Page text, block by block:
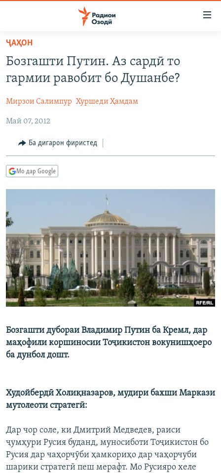
Ҷаҳиш
мояи
аслӣ
Ҷаҳиш
ба
аслӣ
Ҷаҳиш
ҷустор
ҶОМЕА
ҚАЗИЯИ "КРОКУС"
ОСИЁИ МАРКАЗӢ
МЕҲМОНИ ОЗОДӢ
РӮЗГОРИ МУҲОҶИР
САЛОМ, ХОҲАР
ТАҲҚИҚОТ
ҶАНГ ДАР УКРАИНА
НАЗАРИ МАРДУМ
БЛОГИСТОН
ЧАНДРАСОНАӢ
ГУЗОРИШҲОИ РАДИОӢ
КИТОБҲОИ ОЗОДӢ
Русский
ПАЙГИРӢ КУНЕД
Ҳамаи сомонаҳои RFE/RL
ҶАҲОН
Бозгашти Путин. Аз сардӣ то
гармии равобит бо Душанбе?
Мирзои Салимпур Хуршеди Ҳамдам
Май 07, 2012
Ба дигарон фиристед
Мо дар Google
Бозгашти дубораи Владимир Путин ба Кремл, дар
маҳофили коршиносии Тоҷикистон вокунишҳоеро
ба дунбол дошт.
Худойбердӣ Холиқназаров, мудири бахши Маркази
мутолеоти стратегӣ:
Дар чор соле, ки Дмитрий Медведев, раиси
ҷумҳури Русия буданд, муносиботи Тоҷикистон бо
Русия дар чаҳорчӯби ҳамкориҳо дар чаҳорчуби
шарики стратегӣ пеш мерафт. Мо Русияро хеле